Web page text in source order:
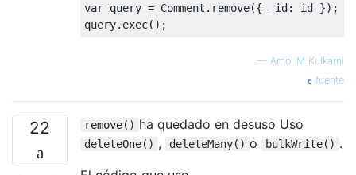
var query = Comment . remove({ _id: id });
query. exec();
— Amol M Kulkarni
fuente
22 remove() ha quedado en desuso Uso
deleteOne() , deleteMany() o bulkWrite() .